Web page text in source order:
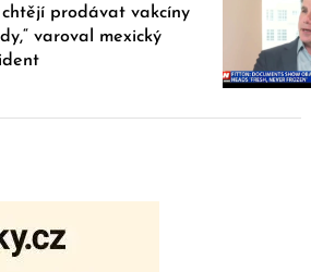
chtějí prodávat vakcíny
varoval mexický